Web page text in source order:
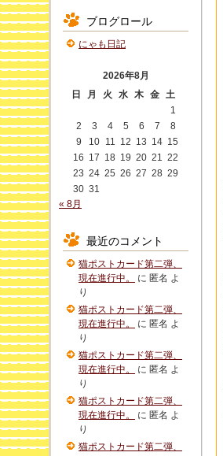
ブログロール
にゃも日記
2026年8月
日
月 火 水 木 金 土
1
2
3 4 5 6 7
8
9
10 11 12 13 14 15
16 17 18 19 20 21 22
23 24 25 26 27 28 29
30 31
« 8月
最近のコメント
猫ポストカード第二弾、
現在進行中。
に 匿名 よ
り
猫ポストカード第二弾、
現在進行中。
に 匿名 よ
り
猫ポストカード第二弾、
現在進行中。
に 匿名 よ
り
猫ポストカード第二弾、
現在進行中。
に 匿名 よ
り
猫ポストカード第二弾、